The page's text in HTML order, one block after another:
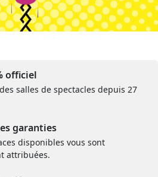
officiel
salles de spectacles depuis 27
garanties
disponibles vous sont
attribuées.